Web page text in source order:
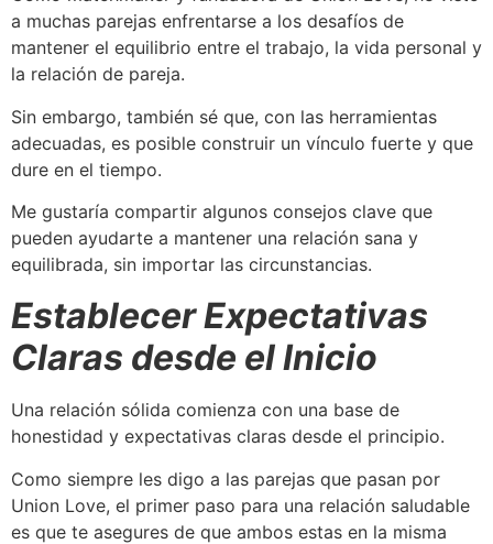
a muchas parejas enfrentarse a los desafíos de
mantener el equilibrio entre el trabajo, la vida personal y
la relación de pareja.
Sin embargo, también sé que, con las herramientas
adecuadas, es posible construir un vínculo fuerte y que
dure en el tiempo.
Me gustaría compartir algunos consejos clave que
pueden ayudarte a mantener una relación sana y
equilibrada, sin importar las circunstancias.
Establecer Expectativas
Claras desde el Inicio
Una relación sólida comienza con una base de
honestidad y expectativas claras desde el principio.
Como siempre les digo a las parejas que pasan por
Union Love, el primer paso para una relación saludable
es que te asegures de que ambos estas en la misma